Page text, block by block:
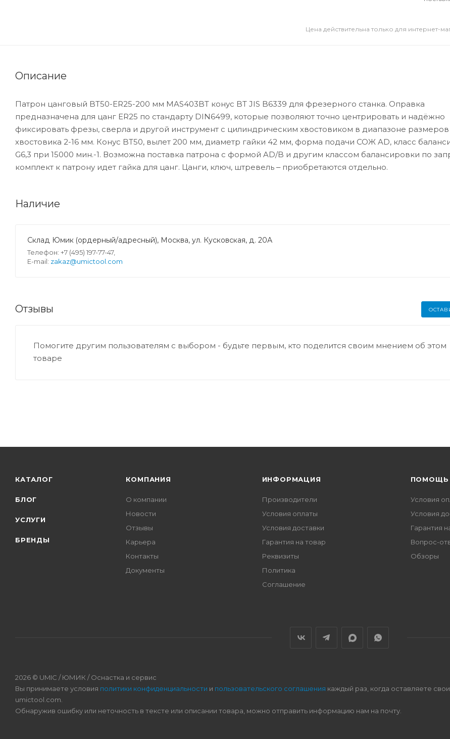
Цена действительна только для интернет-
Описание
Патрон цанговый BT50-ER25-200 мм MAS403BT конус BT JIS B6339 для фрезерного станка. Оправка
предназначена для цанг ER25 по стандарту DIN6499, которые позволяют точно центрировать и надёжно
фиксировать фрезы, сверла и другой инструмент с цилиндрическим хвостовиком в диапазоне размеров
хвостовика 2-16 мм. Конус BT50, вылет 200 мм, диаметр гайки 42 мм, форма подачи СОЖ AD, класс
G6,3 при 15000 мин.-1. Возможна поставка патрона с формой AD/B и другим классом балансировки по
комплект к патрону идет гайка для цанг. Цанги, ключ, штревель ‒ приобретаются отдельно.
Наличие
Склад Юмик (ордерный/адресный), Москва, ул. Кусковская, д. 20А
Телефон: +7 (495) 197-77-47,
E-mail: zakaz@umictool.com
Отзывы
Помогите другим пользователям с выбором - будьте первым, кто поделится своим мнением об этом
товаре
КАТАЛОГ
БЛОГ
УСЛУГИ
БРЕНДЫ
КОМПАНИЯ
О компании
Новости
Отзывы
Карьера
Контакты
Документы
ИНФОРМАЦИЯ
Производители
Условия оплаты
Условия доставки
Гарантия на товар
Реквизиты
Политика
Соглашение
ПОМОЩЬ
Условия
Условия
Гарантия
Вопрос-
Обзоры
2026 © UMIC / ЮМИК / Оснастка и сервис
Вы принимаете условия политики конфиденциальности и пользовательского соглашения каждый раз, когда оставляете
umictool.com.
Обнаружив ошибку или неточность в тексте или описании товара, можно отправить информацию нам на почту.